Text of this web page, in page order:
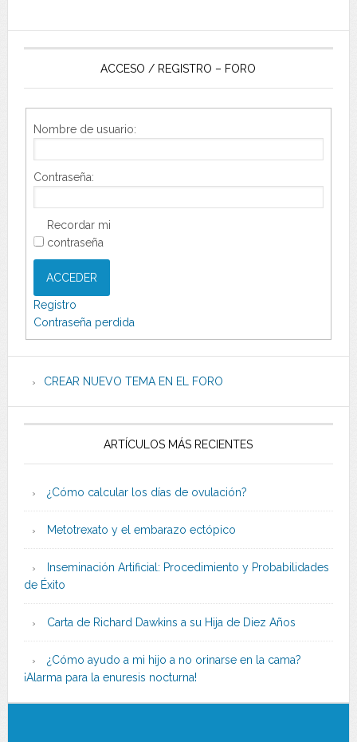
ACCESO / REGISTRO – FORO
Nombre de usuario:
Contraseña:
Recordar mi
contraseña
ACCEDER
Registro
Contraseña perdida
CREAR NUEVO TEMA EN EL FORO
ARTÍCULOS MÁS RECIENTES
¿Cómo calcular los días de ovulación?
Metotrexato y el embarazo ectópico
Inseminación Artificial: Procedimiento y Probabilidades
de Éxito
Carta de Richard Dawkins a su Hija de Diez Años
¿Cómo ayudo a mi hijo a no orinarse en la cama?
¡Alarma para la enuresis nocturna!